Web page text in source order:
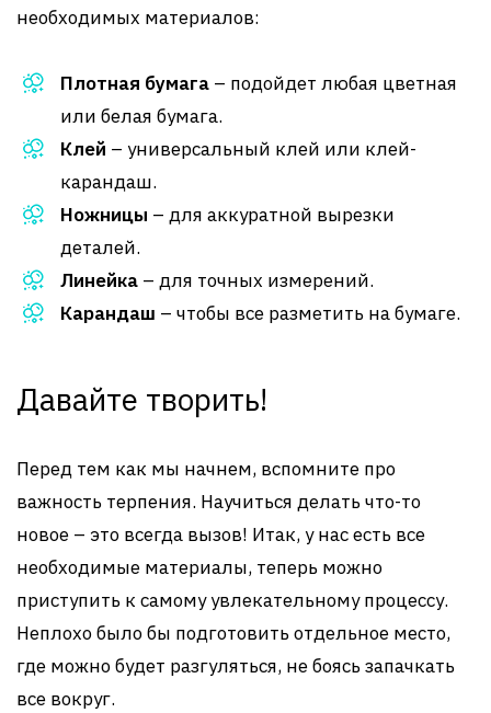
необходимых материалов:
Плотная бумага – подойдет любая цветная
или белая бумага.
Клей – универсальный клей или клей-
карандаш.
Ножницы – для аккуратной вырезки
деталей.
Линейка – для точных измерений.
Карандаш – чтобы все разметить на бумаге.
Давайте творить!
Перед тем как мы начнем, вспомните про
важность терпения. Научиться делать что-то
новое – это всегда вызов! Итак, у нас есть все
необходимые материалы, теперь можно
приступить к самому увлекательному процессу.
Неплохо было бы подготовить отдельное место,
где можно будет разгуляться, не боясь запачкать
все вокруг.